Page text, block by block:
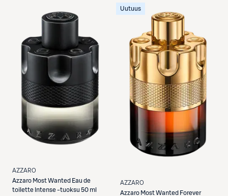
AZZARO
Azzaro Most Wanted Eau de
toilette Intense -tuoksu 50 ml
Uutuus
AZZARO
Azzaro Most Wanted Forever